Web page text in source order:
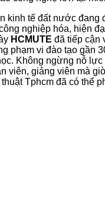
kinh tế đất nước đang
nghiệp hóa, hiện
HCMUTE đã tiếp cận
phạm vi đào tạo gần
Không ngừng nỗ
viên, giảng viên mà
Tphcm đã có thể